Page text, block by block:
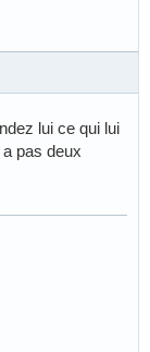
lui ce qui lui
pas deux